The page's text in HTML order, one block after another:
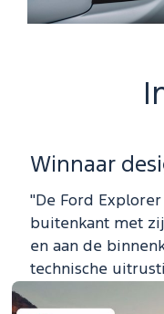
Winnaar
"De Ford
buitenkant met
en aan de
technische